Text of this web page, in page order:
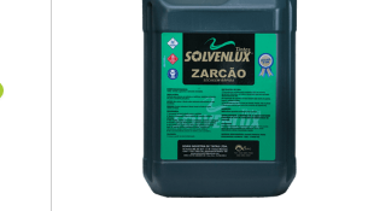
10º janela